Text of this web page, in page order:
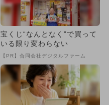
宝くじ“なんとなく”で買って
いる限り変わらない
【PR】合同会社デジタルファーム